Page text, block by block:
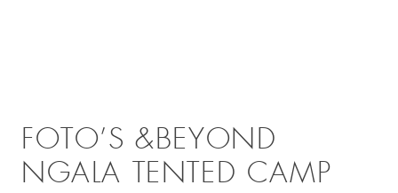
FOTO’S &BEYOND
NGALA TENTED CAMP